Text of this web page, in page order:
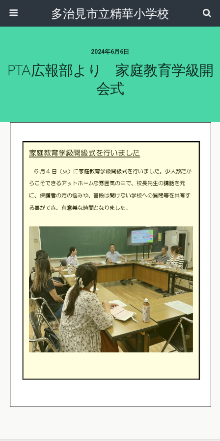
多治見市立精華小学校
2024年6月6日
PTA広報部より 家庭教育学級開
会式